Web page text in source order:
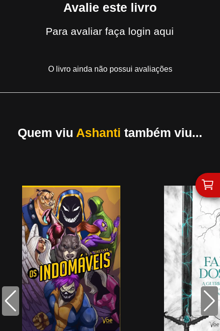
Avalie este livro
Para avaliarfaça login aqui
O livro ainda não possui avaliações
Quem viu Ashanti também viu...